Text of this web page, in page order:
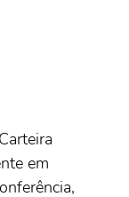
em